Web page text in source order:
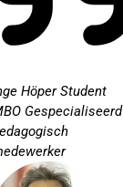
HöperStudent
Gespecialiseerd